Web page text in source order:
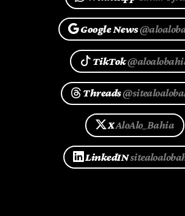
Google News
TikTok
Threads
XAloAlo_Bahia
LinkedIN